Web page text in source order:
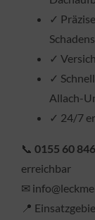
✓
✓
✓
Allach-
✓ 24/7
📞 0155 60
erreichbar
✉
📍